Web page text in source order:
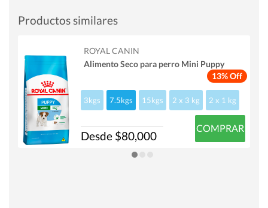
Productos similares
13% Off
ROYAL CANIN
Alimento Seco para perro Mini Puppy
3kgs 7.5kgs 15kgs 2 x 3 kg 2 x 1 kg
Desde $80,000
COMPRAR